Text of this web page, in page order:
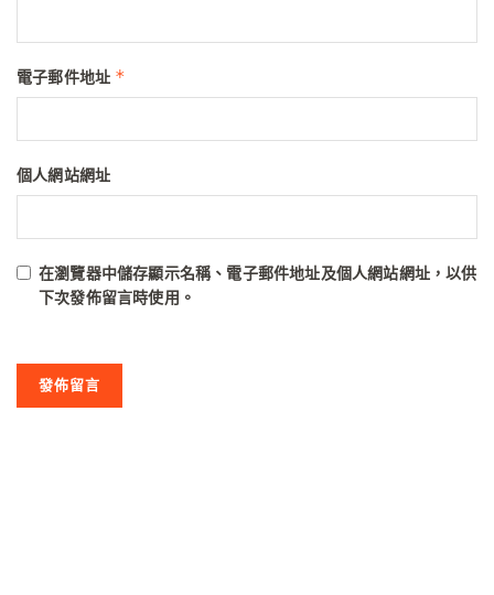
電子郵件地址 *
個人網站網址
在瀏覽器中儲存顯示名稱、電子郵件地址及個人網站網址，以供
下次發佈留言時使用。